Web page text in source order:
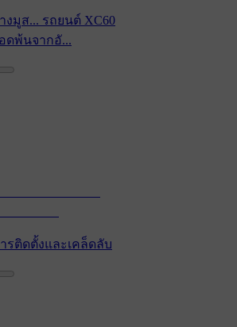
มูส... รถยนต์ XC60
ดพ้นจากอั...
รติดตั้งและเคล็ดลับ